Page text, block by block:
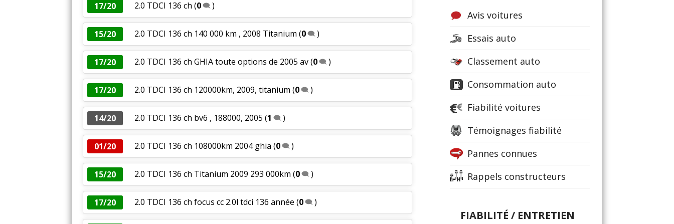
17/20 2.0 TDCI 136 ch (0 )
15/20 2.0 TDCI 136 ch 140 000 km , 2008 Titanium (0 )
17/20 2.0 TDCI 136 ch GHIA toute options de 2005 av(0 )
17/20 2.0 TDCI 136 ch 120000km, 2009, titanium (0 )
14/20 2.0 TDCI 136 ch bv6 , 188000, 2005 (1 )
01/20 2.0 TDCI 136 ch 108000km 2004 ghia (0 )
15/20 2.0 TDCI 136 ch Titanium 2009 293 000km (0 )
17/20 2.0 TDCI 136 ch focus cc 2.0l tdci 136 année (0 )
Avis voitures
Essais auto
Classement auto
Consommation auto
Fiabilité voitures
Témoignages fiabilité
Pannes connues
Rappels constructeurs
FIABILITÉ / ENTRETIEN